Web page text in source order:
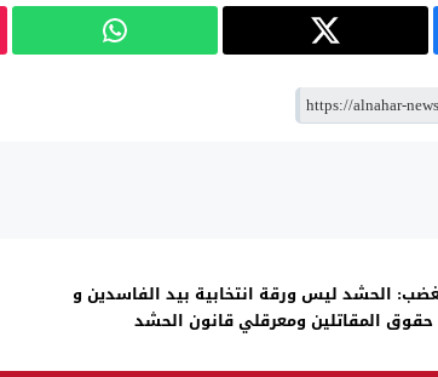
الحشد ليس ورقة انتخابية بيد الفاسدين و
المقاتلين ومعرقلي قانون الحشد